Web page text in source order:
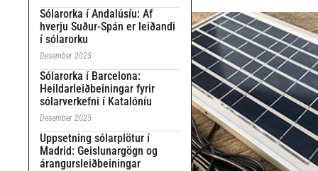
Sólarorka í Andalúsíu: Af
hverju Suður-Spán er leiðandi
í sólarorku
Desember 2025
Sólarorka í Barcelona:
Heildarleiðbeiningar fyrir
sólarverkefni í Katalóníu
Desember 2025
Uppsetning sólarplötur í
Madrid: Geislunargögn og
árangursleiðbeiningar